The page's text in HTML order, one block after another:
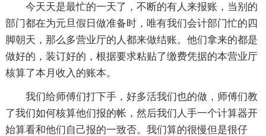
今天天是最忙的一天了，不断的有人来报账，当别的
部门都在为元旦假日做准备时，唯有我们会计部门忙的四
脚朝天，那么多营业厅的人都来做结账。他们拿来的都是
做好的，装订好的，根据要求粘贴了缴费凭据的本营业厅
核算了本月收入的账本。
我们给师傅们打下手，好多活我们也的做，师傅们教
了我们如何核算他们报的帐，然后我们人手一个计算器开
始算看和他们自己报的一致否。我们算的很慢但是很仔